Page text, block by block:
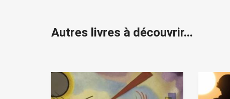
Autres livres à découvrir...